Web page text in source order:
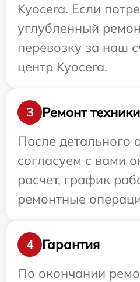
Kyocera. Если
углубленный
перевозку за наш
центр Kyocera.
3
Ремонт техники
После детального
согласуем с вами
расчет, график
ремонтные
4
Гарантия
По окончании